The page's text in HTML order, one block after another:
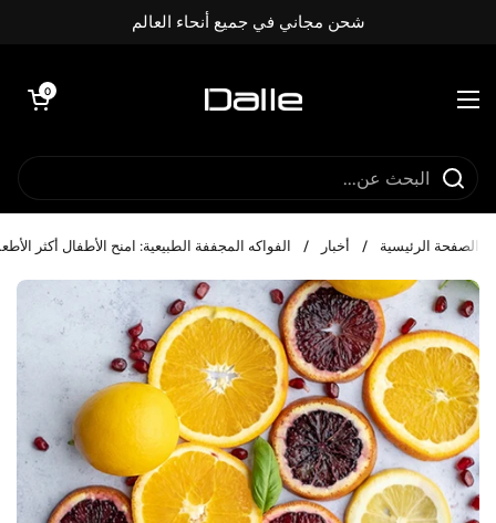
شحن مجاني في جميع أنحاء العالم
فتح القائمة
فتح العربة
0
الصفحة الرئيسية / أخبار / الفواكه المجففة الطبيعية: امنح الأطفال أكثر